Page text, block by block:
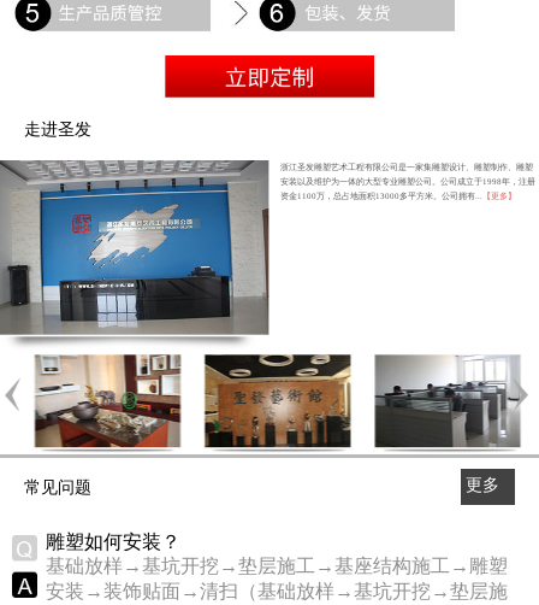
走进圣发
浙江圣发雕塑艺术工程有限公司是一家集雕塑设计、雕塑制作、雕塑
安装以及维护为一体的大型专业雕塑公司。公司成立于1998年，注册
资金1100万，总占地面积13000多平方米。公司拥有...
【更多】
常见问题
更多
雕塑如何安装？
基础放样→基坑开挖→垫层施工→基座结构施工→雕塑
安装→装饰贴面→清扫（基础放样→基坑开挖→垫层施